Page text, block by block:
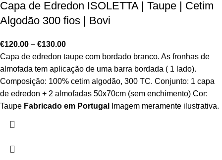
Capa de Edredon ISOLETTA | Taupe | Cetim
Algodão 300 fios | Bovi
€120.00 – €130.00
Capa de edredon taupe com bordado branco. As fronhas de
almofada tem aplicação de uma barra bordada ( 1 lado).
Composição: 100% cetim algodão, 300 TC. Conjunto: 1 capa
de edredon + 2 almofadas 50x70cm (sem enchimento) Cor:
Taupe Fabricado em Portugal Imagem meramente ilustrativa.